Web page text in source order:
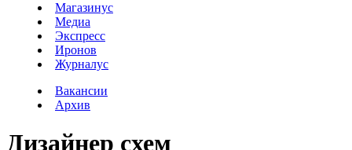
Магазинус
Медиа
Экспресс
Иронов
Журналус
Вакансии
Архив
Дизайнер схем